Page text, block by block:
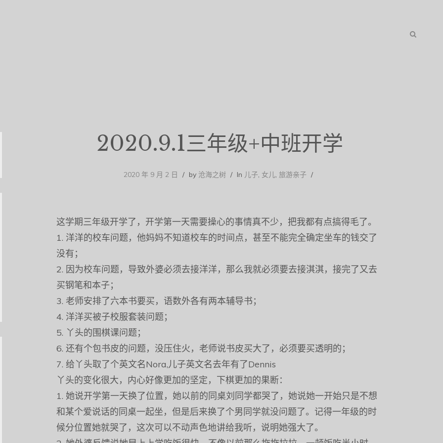
2020.9.1三年级+中班开学
2020 年 9 月 2 日 by 沧海之树 In 儿子, 女儿, 旅游亲子
这学期三年级开学了，开学第一天需要操心的事情真不少，把我都有点搞得毛了。
1. 洋洋的校车问题，他妈妈不知道校车的时间点，甚至不能完全确定坐车的钱交了
没有；
2. 因为校车问题，导致外婆必须去接洋洋，那么我就必须要去接淇淇，接完了又去
买钢笔和本子；
3. 老师安排了六本书要买，语数外各有两本辅导书；
4. 洋洋买被子校服套装问题；
5. 丫头的围棋课问题；
6. 还有个包书皮的问题，没压住火，老师说书皮买大了，必须要买透明的；
7. 给丫头取了个英文名Nora,儿子英文名去年有了Dennis
丫头的变化很大，内心好像更加的坚定，下棋更加的果断：
1. 她说开学第一天换了位置，她以前的同桌刘同学都哭了，她说她一开始只是不想
和某个爱说话的同桌一起坐，但是后来换了个男同学就没问题了。记得一年级的时
候分位置她就哭了，这次可以不动声色地讲给我听，说明她强大了。